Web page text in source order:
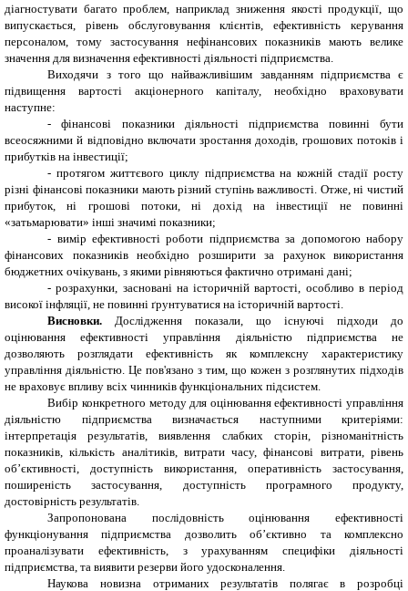
діагностувати багато проблем, наприклад зниження якості продукції, що
випускається, рівень обслуговування клієнтів, ефективність керування
персоналом, тому застосування нефінансових показників мають велике
значення для визначення ефективності діяльності підприємства.
Виходячи з того що найважливішим завданням підприємства є
підвищення вартості акціонерного капіталу, необхідно враховувати
наступне:
-
фінансові показники діяльності підприємства повинні бути
всеосяжними й відповідно включати зростання доходів, грошових потоків і
прибутків на інвестиції;
- протягом життєвого циклу підприємства на кожній стадії росту
різні фінансові показники мають різний ступінь важливості. Отже, ні чистий
прибуток, ні грошові потоки, ні дохід на інвестиції не повинні
«затьмарювати» інші значимі показники;
- вимір ефективності роботи підприємства за допомогою набору
фінансових показників необхідно розширити за рахунок використання
бюджетних очікувань, з якими рівняються фактично отримані дані;
- розрахунки, засновані на історичній вартості, особливо в період
високої інфляції, не повинні ґрунтуватися на історичній вартості.
Висновки.
Дослідження показали, що існуючі підходи до
оцінювання ефективності управління діяльністю підприємства не
дозволяють розглядати ефективність як комплексну характеристику
управління діяльністю. Це пов'язано з тим, що кожен з розглянутих підходів
не враховує впливу всіх чинників функціональних підсистем.
Вибір конкретного методу для оцінювання ефективності управління
діяльністю підприємства визначається наступними критеріями:
інтерпретація результатів, виявлення слабких сторін, різноманітність
показників, кількість аналітиків, витрати часу, фінансові витрати, рівень
об’єктивності, доступність використання, оперативність застосування,
поширеність застосування, доступність програмного продукту,
достовірність результатів.
Запропонована послідовність оцінювання ефективності
функціонування підприємства дозволить об’єктивно та комплексно
проаналізувати ефективність, з урахуванням специфіки діяльності
підприємства, та виявити резерви його удосконалення.
Наукова новизна отриманих результатів полягає в розробці